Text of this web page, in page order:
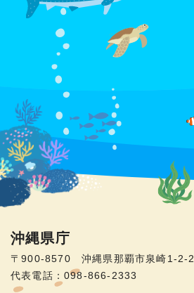
沖縄県庁
〒900-8570 沖縄県那覇市泉崎1-2-2
代表電話：098-866-2333